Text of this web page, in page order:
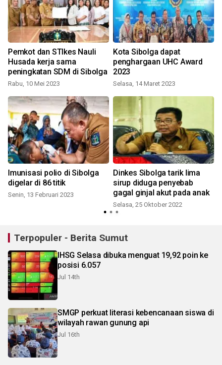
Pemkot dan STIkes Nauli
Husada kerja sama
peningkatan SDM di Sibolga
Rabu, 10 Mei 2023
Kota Sibolga dapat
penghargaan UHC Award
2023
Selasa, 14 Maret 2023
Imunisasi polio di Sibolga
digelar di 86 titik
Senin, 13 Februari 2023
Dinkes Sibolga tarik lima
sirup diduga penyebab
gagal ginjal akut pada anak
Selasa, 25 Oktober 2022
Terpopuler - Berita Sumut
IHSG Selasa dibuka menguat 19,92 poin ke
posisi 6.057
Jul 14th
SMGP perkuat literasi kebencanaan siswa di
wilayah rawan gunung api
Jul 16th